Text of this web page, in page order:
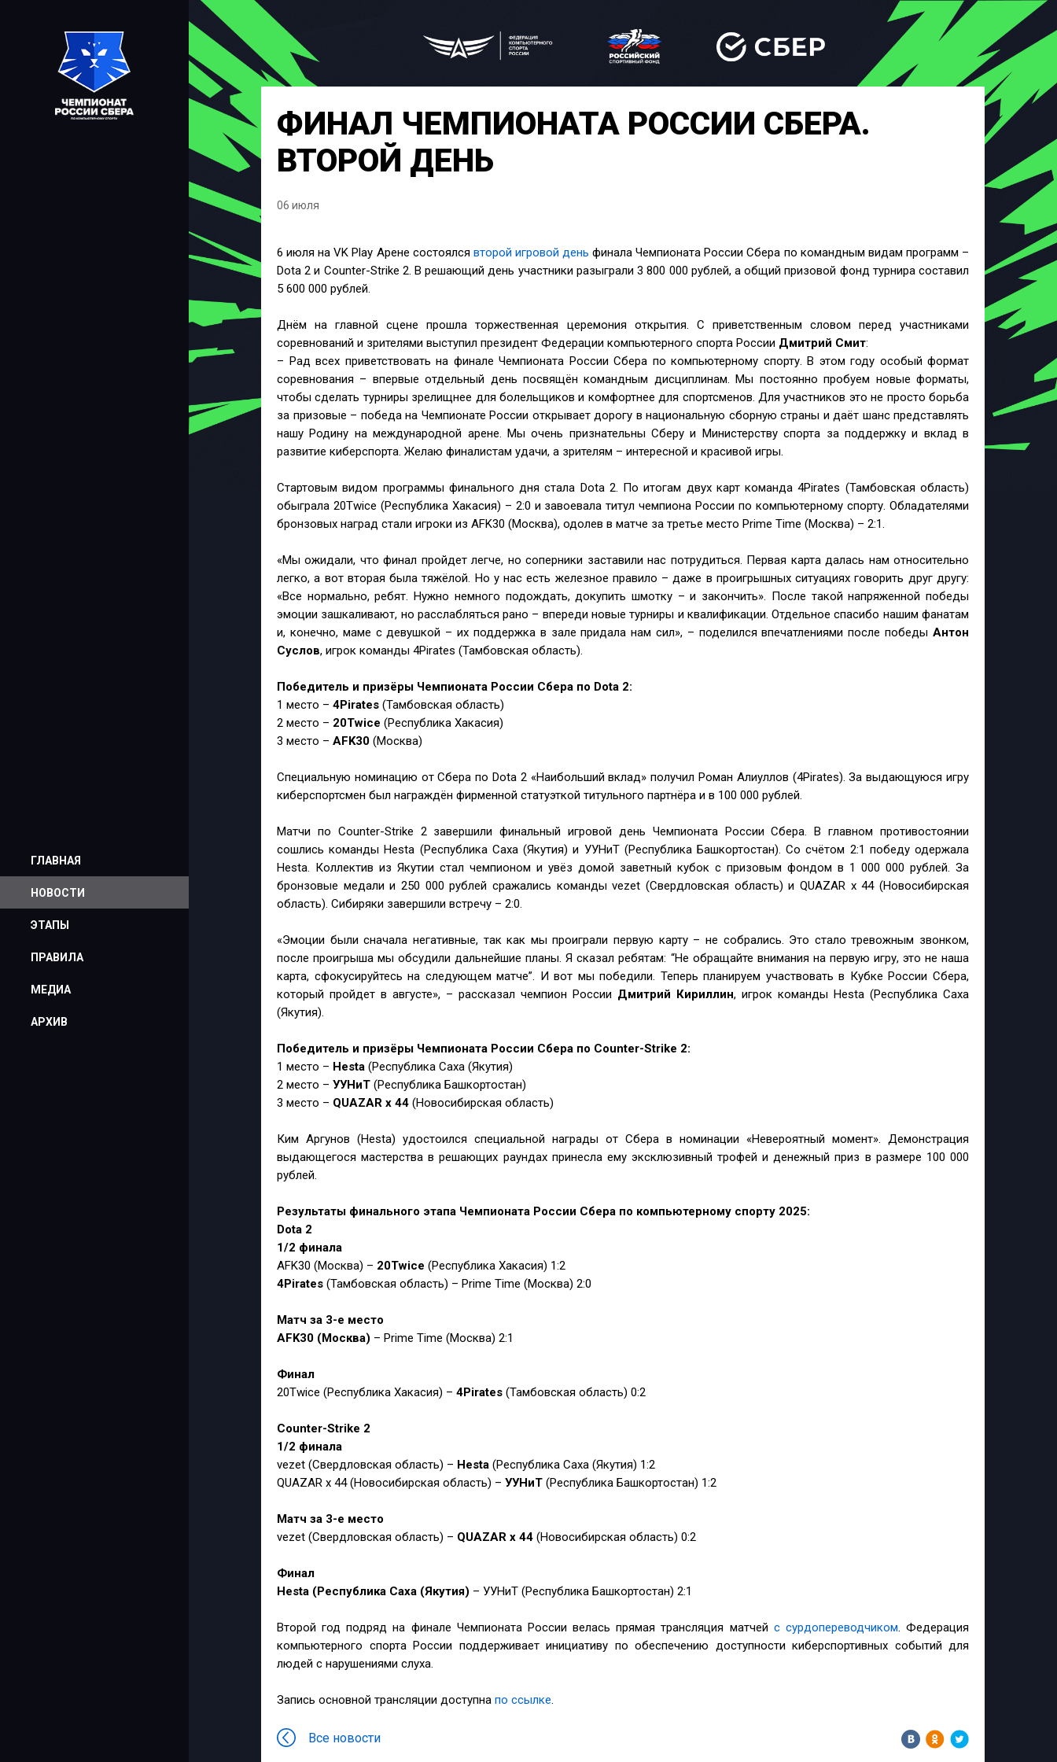
ГЛАВНАЯ
НОВОСТИ
ЭТАПЫ
ПРАВИЛА
МЕДИА
АРХИВ
ФИНАЛ ЧЕМПИОНАТА РОССИИ СБЕРА.
ВТОРОЙ ДЕНЬ
06 июля
6 июля на VK Play Арене состоялся второй игровой день финала Чемпионата России Сбера по командным видам программ –
Dota 2 и Counter-Strike 2. В решающий день участники разыграли 3 800 000 рублей, а общий призовой фонд турнира составил
5 600 000 рублей.
Днём на главной сцене прошла торжественная церемония открытия. С приветственным словом перед участниками
соревнований и зрителями выступил президент Федерации компьютерного спорта России Дмитрий Смит:
– Рад всех приветствовать на финале Чемпионата России Сбера по компьютерному спорту. В этом году особый формат
соревнования – впервые отдельный день посвящён командным дисциплинам. Мы постоянно пробуем новые форматы,
чтобы сделать турниры зрелищнее для болельщиков и комфортнее для спортсменов. Для участников это не просто борьба
за призовые – победа на Чемпионате России открывает дорогу в национальную сборную страны и даёт шанс представлять
нашу Родину на международной арене. Мы очень признательны Сберу и Министерству спорта за поддержку и вклад в
развитие киберспорта. Желаю финалистам удачи, а зрителям – интересной и красивой игры.
Стартовым видом программы финального дня стала Dota 2. По итогам двух карт команда 4Pirates (Тамбовская область)
обыграла 20Twice (Республика Хакасия) – 2:0 и завоевала титул чемпиона России по компьютерному спорту. Обладателями
бронзовых наград стали игроки из AFK30 (Москва), одолев в матче за третье место Prime Time (Москва) – 2:1.
«Мы ожидали, что финал пройдет легче, но соперники заставили нас потрудиться. Первая карта далась нам относительно
легко, а вот вторая была тяжёлой. Но у нас есть железное правило – даже в проигрышных ситуациях говорить друг другу:
«Все нормально, ребят. Нужно немного подождать, докупить шмотку – и закончить». После такой напряженной победы
эмоции зашкаливают, но расслабляться рано – впереди новые турниры и квалификации. Отдельное спасибо нашим фанатам
и, конечно, маме с девушкой – их поддержка в зале придала нам сил», – поделился впечатлениями после победы Антон
Суслов, игрок команды 4Pirates (Тамбовская область).
Победитель и призёры Чемпионата России Сбера по Dota 2:
1 место – 4Pirates (Тамбовская область)
2 место – 20Twice (Республика Хакасия)
3 место – AFK30 (Москва)
Специальную номинацию от Сбера по Dota 2 «Наибольший вклад» получил Роман Алиуллов (4Pirates). За выдающуюся игру
киберспортсмен был награждён фирменной статуэткой титульного партнёра и в 100 000 рублей.
Матчи по Counter-Strike 2 завершили финальный игровой день Чемпионата России Сбера. В главном противостоянии
сошлись команды Hesta (Республика Саха (Якутия) и УУНиТ (Республика Башкортостан). Со счётом 2:1 победу одержала
Hesta. Коллектив из Якутии стал чемпионом и увёз домой заветный кубок с призовым фондом в 1 000 000 рублей. За
бронзовые медали и 250 000 рублей сражались команды vezet (Свердловская область) и QUAZAR x 44 (Новосибирская
область). Сибиряки завершили встречу – 2:0.
«Эмоции были сначала негативные, так как мы проиграли первую карту – не собрались. Это стало тревожным звонком,
после проигрыша мы обсудили дальнейшие планы. Я сказал ребятам: “Не обращайте внимания на первую игру, это не наша
карта, сфокусируйтесь на следующем матче”. И вот мы победили. Теперь планируем участвовать в Кубке России Сбера,
который пройдет в августе», – рассказал чемпион России Дмитрий Кириллин, игрок команды Hesta (Республика Саха
(Якутия).
Победитель и призёры Чемпионата России Сбера по Counter-Strike 2:
1 место – Hesta (Республика Саха (Якутия)
2 место – УУНиТ (Республика Башкортостан)
3 место – QUAZAR x 44 (Новосибирская область)
Ким Аргунов (Hesta) удостоился специальной награды от Сбера в номинации «Невероятный момент». Демонстрация
выдающегося мастерства в решающих раундах принесла ему эксклюзивный трофей и денежный приз в размере 100 000
рублей.
Результаты финального этапа Чемпионата России Сбера по компьютерному спорту 2025:
Dota 2
1/2 финала
AFK30 (Москва) – 20Twice (Республика Хакасия) 1:2
4Pirates (Тамбовская область) – Prime Time (Москва) 2:0
Матч за 3-е место
AFK30 (Москва) – Prime Time (Москва) 2:1
Финал
20Twice (Республика Хакасия) – 4Pirates (Тамбовская область) 0:2
Counter-Strike 2
1/2 финала
vezet (Свердловская область) – Hesta (Республика Саха (Якутия) 1:2
QUAZAR x 44 (Новосибирская область) – УУНиТ (Республика Башкортостан) 1:2
Матч за 3-е место
vezet (Свердловская область) – QUAZAR x 44 (Новосибирская область) 0:2
Финал
Hesta (Республика Саха (Якутия) – УУНиТ (Республика Башкортостан) 2:1
Второй год подряд на финале Чемпионата России велась прямая трансляция матчей с сурдопереводчиком. Федерация
компьютерного спорта России поддерживает инициативу по обеспечению доступности киберспортивных событий для
людей с нарушениями слуха.
Запись основной трансляции доступна по ссылке.
Все новости